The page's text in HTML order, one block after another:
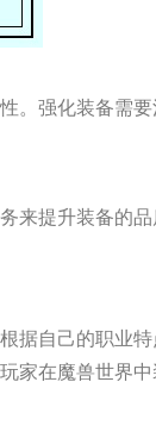
。强化装备需
来提升装备的
据自己的职业
家在魔兽世界